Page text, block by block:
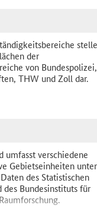
der
von Bundespolizei,
THW und Zoll dar.
umfasst verschiedene
Gebietseinheiten unter
des Statistischen
des Bundesinstituts für